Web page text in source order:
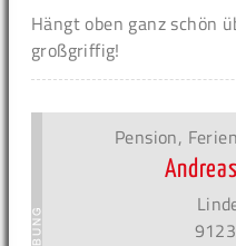
Hängt oben ganz schön
großgriffig!
Pension,